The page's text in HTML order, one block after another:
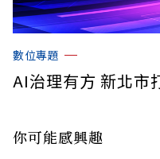
數位專題
AI治理有方 新北市
你可能感興趣